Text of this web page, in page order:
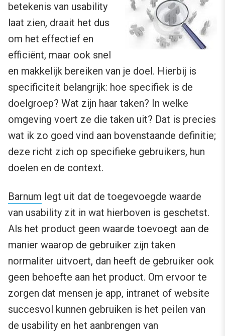
betekenis van usability
laat zien, draait het dus
om het effectief en
efficiënt, maar ook snel
en makkelijk bereiken van je doel. Hierbij is
specificiteit belangrijk: hoe specifiek is de
doelgroep? Wat zijn haar taken? In welke
omgeving voert ze die taken uit? Dat is precies
wat ik zo goed vind aan bovenstaande definitie;
deze richt zich op specifieke gebruikers, hun
doelen en de context.
Barnum legt uit dat de toegevoegde waarde
van usability zit in wat hierboven is geschetst.
Als het product geen waarde toevoegt aan de
manier waarop de gebruiker zijn taken
normaliter uitvoert, dan heeft de gebruiker ook
geen behoefte aan het product. Om ervoor te
zorgen dat mensen je app, intranet of website
succesvol kunnen gebruiken is het peilen van
de usability en het aanbrengen van